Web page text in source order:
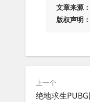
文章来源：
版权声明：
上一个